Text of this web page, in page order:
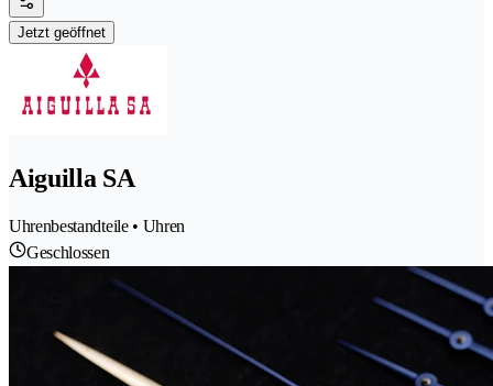
Jetzt geöffnet
Aiguilla SA
Uhrenbestandteile • Uhren
Geschlossen